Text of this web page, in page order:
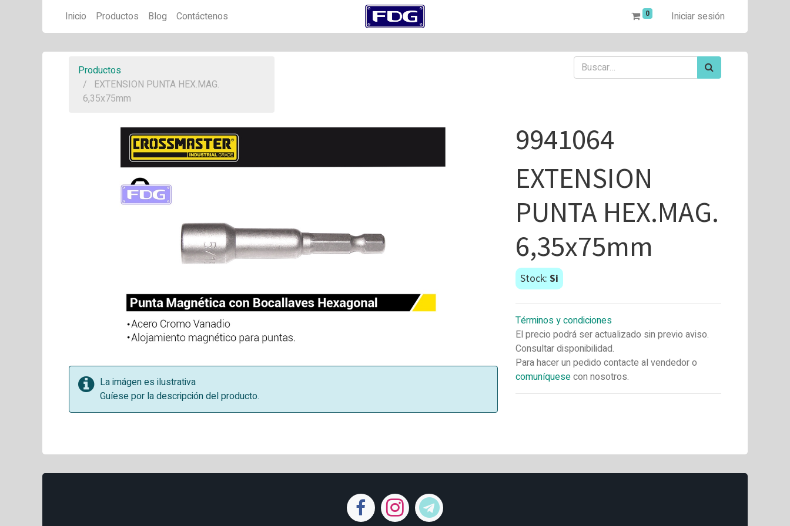
Inicio Productos Blog Contáctenos 0 Iniciar sesión
Productos
EXTENSION PUNTA HEX.MAG.
6,35x75mm
La imágen es ilustrativa
Guíese por la descripción del producto.
9941064
EXTENSION
PUNTA HEX.MAG.
6,35x75mm
Stock: Si
Términos y condiciones
El precio podrá ser actualizado sin previo aviso.
Consultar disponibilidad.
Para hacer un pedido contacte al vendedor o
comuníquesecon nosotros.